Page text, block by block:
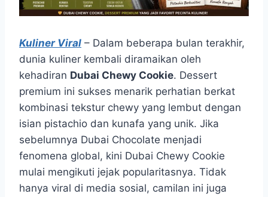
Kuliner Viral – Dalam beberapa bulan terakhir,
dunia kuliner kembali diramaikan oleh
kehadiran Dubai Chewy Cookie. Dessert
premium ini sukses menarik perhatian berkat
kombinasi tekstur chewy yang lembut dengan
isian pistachio dan kunafa yang unik. Jika
sebelumnya Dubai Chocolate menjadi
fenomena global, kini Dubai Chewy Cookie
mulai mengikuti jejak popularitasnya. Tidak
hanya viral di media sosial, camilan ini juga